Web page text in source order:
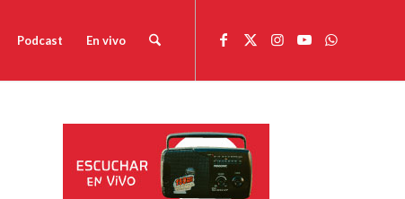
Podcast En vivo